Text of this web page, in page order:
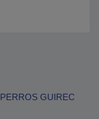
PERROS GUIREC